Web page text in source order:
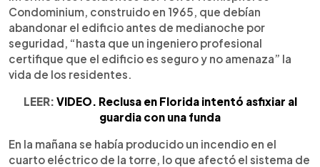
Condominium, construido en 1965, que debían
abandonar el edificio antes de medianoche por
seguridad, “hasta que un ingeniero profesional
certifique que el edificio es seguro y no amenaza” la
vida de los residentes.
LEER: VIDEO. Reclusa en Florida intentó asfixiar al
guardia con una funda
En la mañana se había producido un incendio en el
cuarto eléctrico de la torre, lo que afectó el sistema de